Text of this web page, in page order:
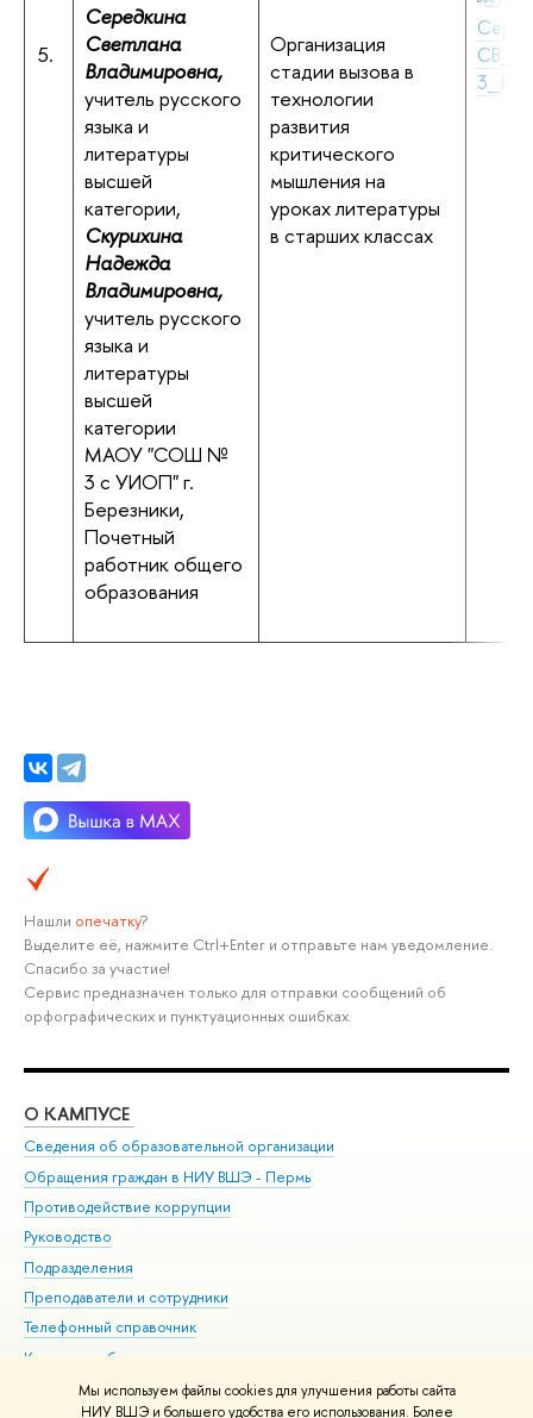
Мы используем файлы cookies для улучшения работы сайта
НИУ ВШЭ и большего удобства его использования. Более
5.
Середкина
Светлана
Владимировна,
учитель русского
языка и
литературы
высшей
категории,
Скурихина
Надежда
Владимировна,
учитель русского
языка и
литературы
высшей
категории
МАОУ "СОШ №
3 с УИОП" г.
Березники,
Почетный
работник общего
образования
Организация
стадии вызова в
технологии
развития
критического
мышления на
уроках литературы
в старших классах
Нашли опечатку?
Выделите её, нажмите Ctrl+Enter и отправьте нам уведомление.
Спасибо за участие!
Сервис предназначен только для отправки сообщений об
орфографических и пунктуационных ошибках.
О КАМПУСЕ
Сведения об образовательной организации
Обращения граждан в НИУ ВШЭ - Пермь
Противодействие коррупции
Руководство
Подразделения
Преподаватели и сотрудники
Телефонный справочник
Корпуса и общежития
ВШЭ для студентов с ограниченными возможностями
здоровья и инвалидностью